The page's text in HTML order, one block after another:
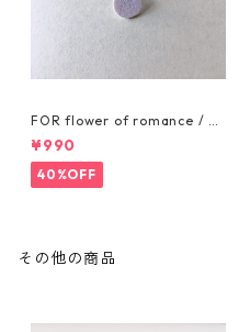
FOR flower of romance / PI
N BADGE
¥990
40%OFF
その他の商品